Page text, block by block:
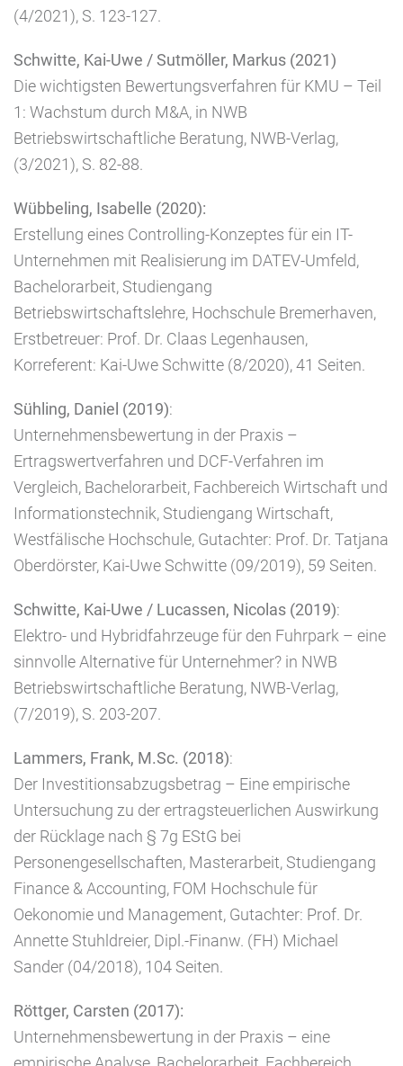
(4/2021), S. 123-127.
Schwitte, Kai-Uwe / Sutmöller, Markus (2021)
Die wichtigsten Bewertungsverfahren für KMU – Teil
1: Wachstum durch M&A, in NWB
Betriebswirtschaftliche Beratung, NWB-Verlag,
(3/2021), S. 82-88.
Wübbeling, Isabelle (2020):
Erstellung eines Controlling-Konzeptes für ein IT-
Unternehmen mit Realisierung im DATEV-Umfeld,
Bachelorarbeit, Studiengang
Betriebswirtschaftslehre, Hochschule Bremerhaven,
Erstbetreuer: Prof. Dr. Claas Legenhausen,
Korreferent: Kai-Uwe Schwitte (8/2020), 41 Seiten.
Sühling, Daniel (2019):
Unternehmensbewertung in der Praxis –
Ertragswertverfahren und DCF-Verfahren im
Vergleich, Bachelorarbeit, Fachbereich Wirtschaft und
Informationstechnik, Studiengang Wirtschaft,
Westfälische Hochschule, Gutachter: Prof. Dr. Tatjana
Oberdörster, Kai-Uwe Schwitte (09/2019), 59 Seiten.
Schwitte, Kai-Uwe / Lucassen, Nicolas (2019):
Elektro- und Hybridfahrzeuge für den Fuhrpark – eine
sinnvolle Alternative für Unternehmer? in NWB
Betriebswirtschaftliche Beratung, NWB-Verlag,
(7/2019), S. 203-207.
Lammers, Frank, M.Sc. (2018):
Der Investitionsabzugsbetrag – Eine empirische
Untersuchung zu der ertragsteuerlichen Auswirkung
der Rücklage nach § 7g EStG bei
Personengesellschaften, Masterarbeit, Studiengang
Finance & Accounting, FOM Hochschule für
Oekonomie und Management, Gutachter: Prof. Dr.
Annette Stuhldreier, Dipl.-Finanw. (FH) Michael
Sander (04/2018), 104 Seiten.
Röttger, Carsten (2017):
Unternehmensbewertung in der Praxis – eine